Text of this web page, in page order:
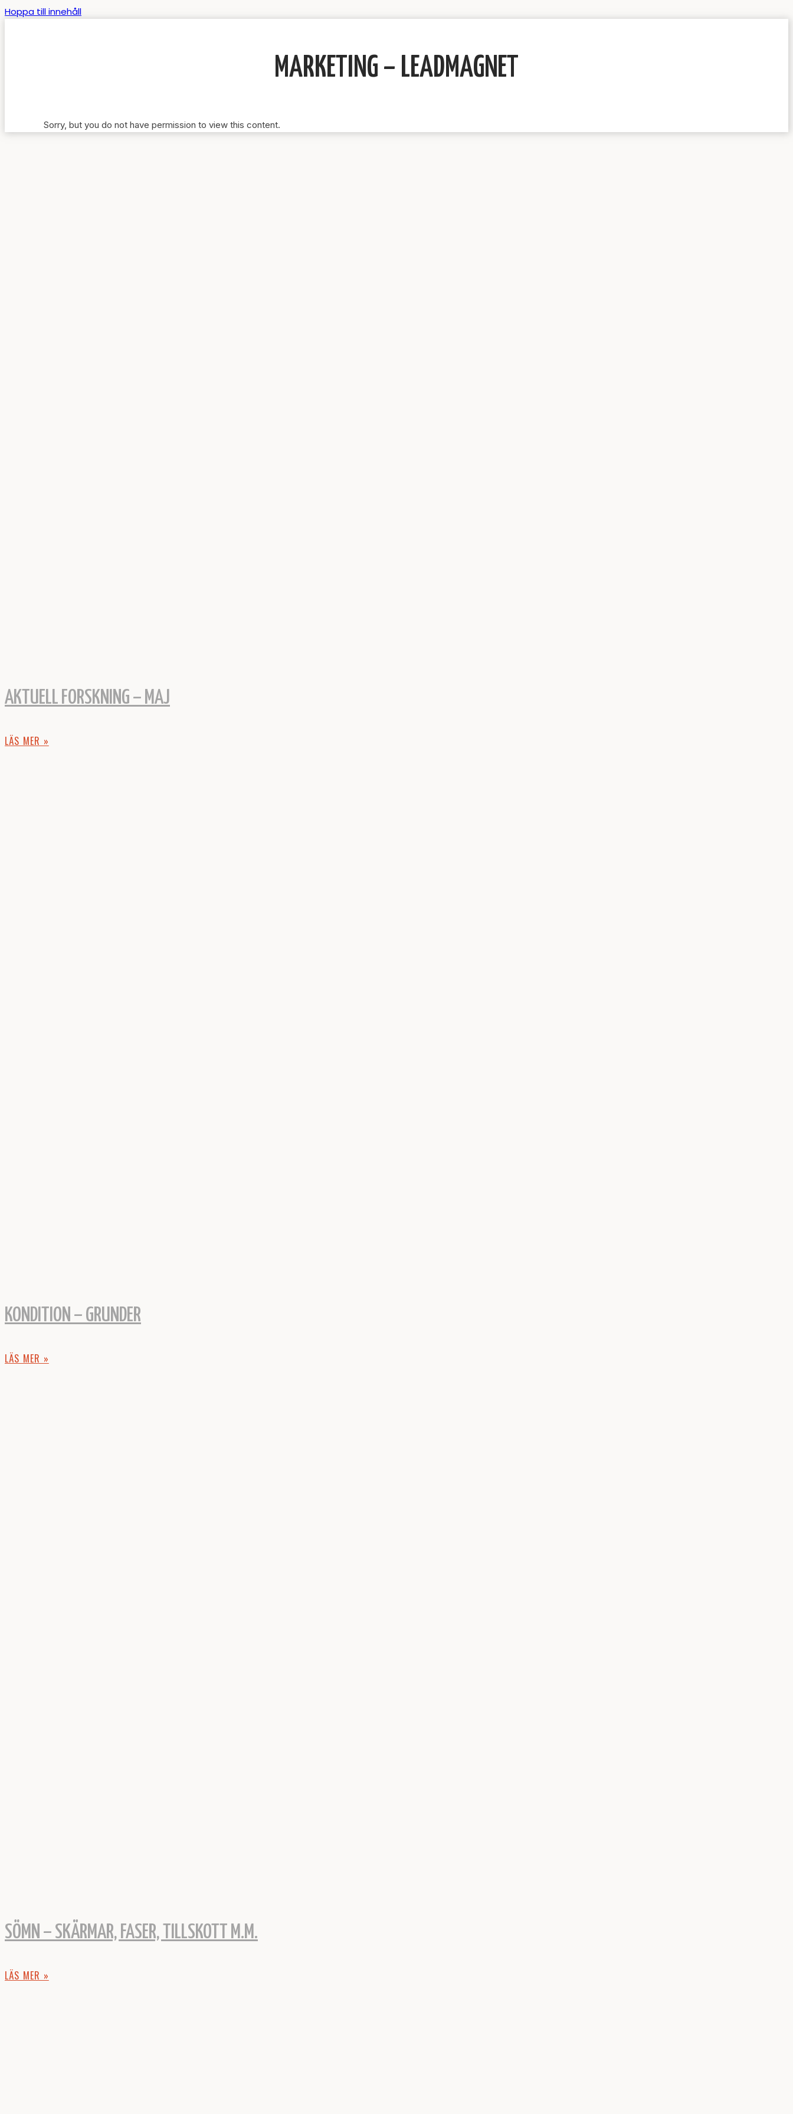
Hoppa till innehåll
MARKETING – LEADMAGNET
Sorry, but you do not have permission to view this content.
AKTUELL FORSKNING – MAJ
LÄS MER »
KONDITION – GRUNDER
LÄS MER »
SÖMN – SKÄRMAR, FASER, TILLSKOTT M.M.
LÄS MER »